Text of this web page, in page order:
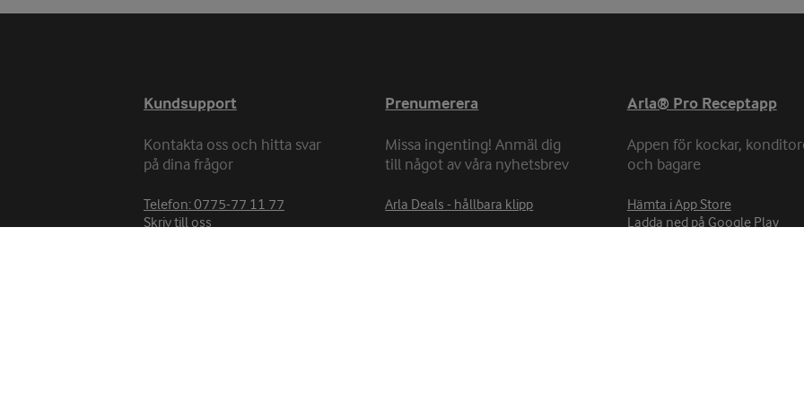
Kundsupport
Kontakta oss och hitta svar
på dina frågor
Telefon: 0775-77 11 77
Skriv till oss
Prenumerera
Missa ingenting! Anmäl dig
till något av våra nyhetsbrev
Arla Deals - hållbara klipp
Arla® Pro Receptapp
Appen för kockar,
och bagare
Hämta i App Store
Ladda ned på Google Play